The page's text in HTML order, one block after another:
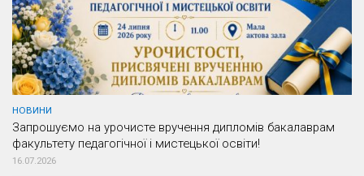
НОВИНИ
Запрошуємо на урочисте вручення дипломів бакалаврам
факультету педагогічної і мистецької освіти!
16.07.2026